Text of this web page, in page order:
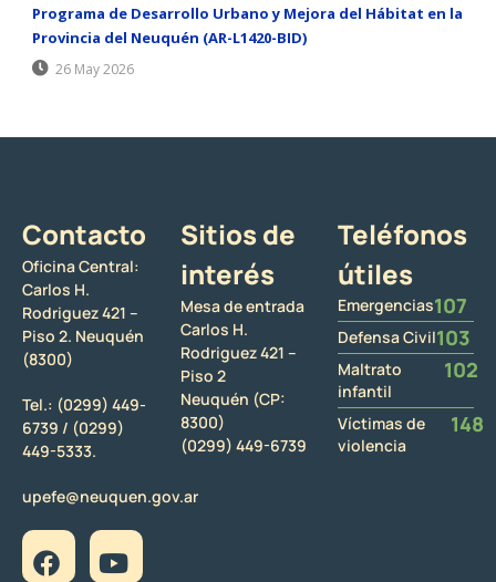
Programa de Desarrollo Urbano y Mejora del Hábitat en la
Provincia del Neuquén (AR-L1420-BID)
26 May 2026
Contacto
Oficina Central:
Carlos H.
Rodriguez 421 –
Piso 2. Neuquén
(8300)
Tel.: (0299) 449-
6739 / (0299)
449-5333.
upefe@neuquen.gov.ar
Sitios de
interés
Mesa de entrada
Carlos H.
Rodriguez 421 –
Piso 2
Neuquén (CP:
8300)
(0299) 449-6739
Teléfonos
útiles
Emergencias107
Defensa Civil103
Maltrato
infantil
102
Víctimas de
violencia
148